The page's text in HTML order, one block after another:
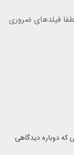
فیلد‌های ضروری
که دوباره دیدگاهی